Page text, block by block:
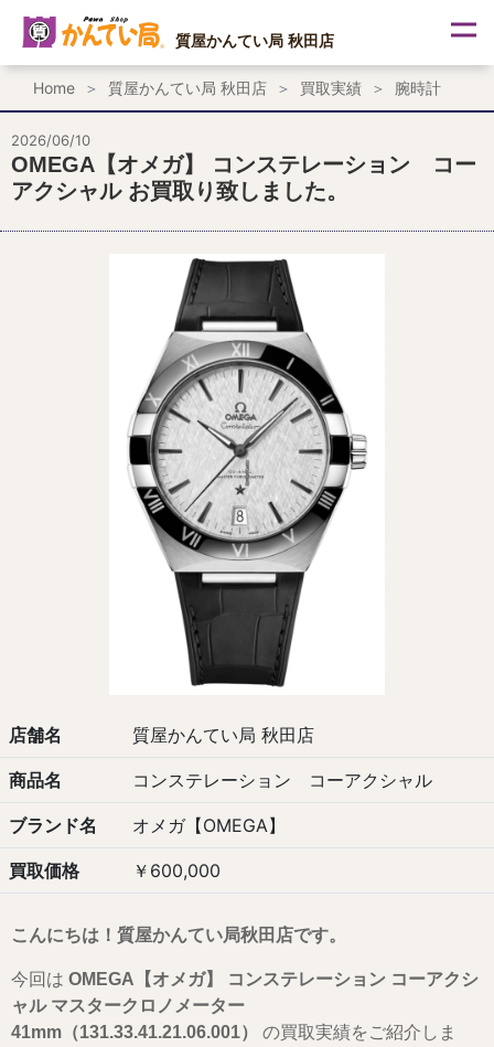
ス
ッ
プ
質屋かんてい局 秋田店
Home 質屋かんてい局 秋田店 買取実績 腕時計
2026/06/10
OMEGA【オメガ】 コンステレーション コー
アクシャル お買取り致しました。
店舗名 質屋かんてい局 秋田店
商品名 コンステレーション コーアクシャル
ブランド名 オメガ【OMEGA】
買取価格 ￥600,000
こんにちは！質屋かんてい局秋田店です。
今回は OMEGA【オメガ】 コンステレーション コーアクシ
ャル マスタークロノメーター
41mm（131.33.41.21.06.001）
の買取実績をご紹介しま